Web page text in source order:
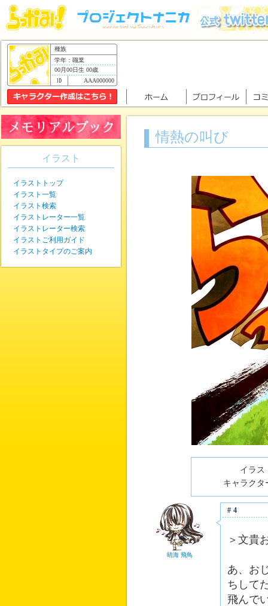
種族
学年：職業
00月00日生 00歳
AAA000000
情熱の叫び
イラス
キャラクタ
晴海 飛鳥
#4
＞文貴
あ、お
ちして
飛んで
イラスト
イラストトップ
イラスト一覧
イラスト検索
イラストレーター一覧
イラストレーター検索
イラストご利用ガイド
イラストタイプのご案内